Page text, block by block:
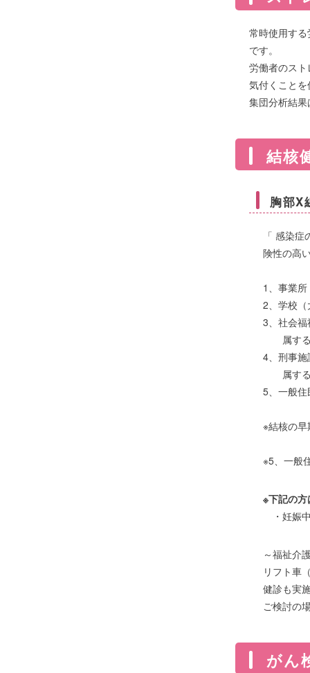
常時使用す
です。
労働者のス
気付くこと
集団分析結
結核
胸部X
「 感染
険性の高
1、事業
2、学校
3、社会
属する
4、刑事
属する
5、一般
※結核の
※5、一般
※下記の
・妊娠
～福祉介
リフト車
健診も実
ご検討の
がん